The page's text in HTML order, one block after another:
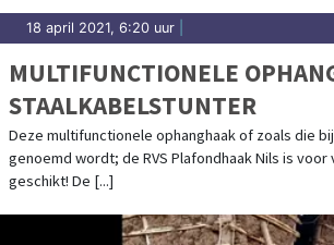
18 april 2021, 6:20 uur
MULTIFUNCTIONELE
STAALKABELSTUNTER
Deze multifunctionele ophanghaak of zoals die
genoemd wordt; de RVS Plafondhaak Nils is
geschikt! De [...]